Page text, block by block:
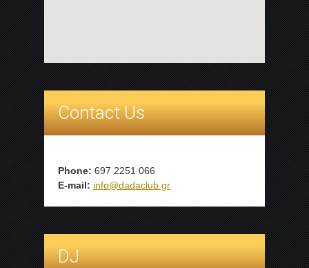
Contact Us
Phone: 697 2251 066
E-mail: info@dadaclub.gr
DJ